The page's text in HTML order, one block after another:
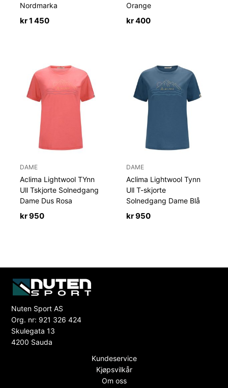
Nordmarka
kr1 450
Orange
kr400
DAME
Aclima Lightwool TYnn
Ull Tskjorte Solnedgang
Dame Dus Rosa
kr950
DAME
Aclima Lightwool Tynn
Ull T-skjorte
Solnedgang Dame Blå
kr950
Nuten Sport AS
Org. nr: 921 326 424
Skulegata 13
4200 Sauda
Kundeservice
Kjøpsvilkår
Om oss